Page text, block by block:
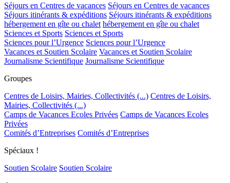
Séjours en Centres de vacances Séjours en Centres de vacances
Séjours itinérants & expéditions Séjours itinérants & expéditions
hébergement en gîte ou chalet hébergement en gîte ou chalet
Sciences et Sports Sciences et Sports
Sciences pour l’Urgence Sciences pour l’Urgence
Vacances et Soutien Scolaire Vacances et Soutien Scolaire
Journalisme Scientifique Journalisme Scientifique
Groupes
Centres de Loisirs, Mairies, Collectivités (...) Centres de Loisirs,
Mairies, Collectivités (...)
Camps de Vacances Ecoles Privées Camps de Vacances Ecoles
Privées
Comités d’Entreprises Comités d’Entreprises
Spéciaux !
Soutien Scolaire Soutien Scolaire